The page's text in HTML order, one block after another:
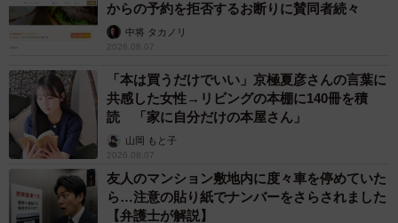
からの予約を拒否するお断りに賛同者続々
中将 タカノリ
2026.08.07
「本は買うだけでいい」京極夏彦さんの言葉に
共感した女性→リビングの本棚に140冊を積
読 「家に自分だけの本屋さん」
山岡 もと子
2026.08.07
友人のマンション敷地内に度々車を停めていた
ら…注意の貼り紙でナンバーをさらされました
【弁護士が解説】